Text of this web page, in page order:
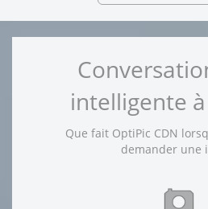
intelligente
Que fait OptiPic CDN
demander une